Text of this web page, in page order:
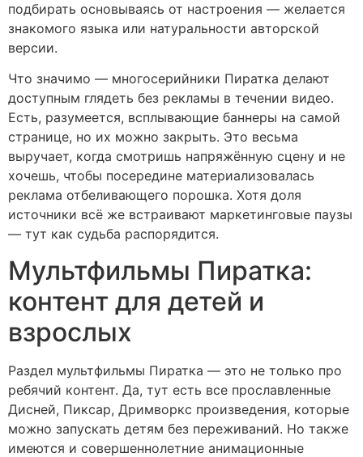
подбирать основываясь от настроения — желается
знакомого языка или натуральности авторской
версии.
Что значимо — многосерийники Пиратка делают
доступным глядеть без рекламы в течении видео.
Есть, разумеется, всплывающие баннеры на самой
странице, но их можно закрыть. Это весьма
выручает, когда смотришь напряжённую сцену и не
хочешь, чтобы посередине материализовалась
реклама отбеливающего порошка. Хотя доля
источники всё же встраивают маркетинговые паузы
— тут как судьба распорядится.
Мультфильмы Пиратка:
контент для детей и
взрослых
Раздел мультфильмы Пиратка — это не только про
ребячий контент. Да, тут есть все прославленные
Дисней, Пиксар, Дримворкс произведения, которые
можно запускать детям без переживаний. Но также
имеются и совершеннолетние анимационные